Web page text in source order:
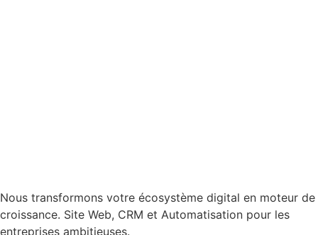
Nous transformons votre écosystème digital en moteur de
croissance. Site Web, CRM et Automatisation pour les
entreprises ambitieuses.